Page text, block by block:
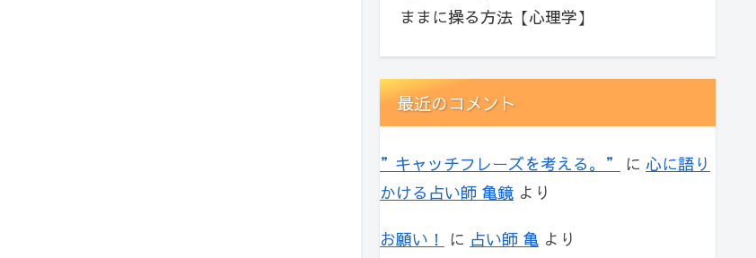
ままに操る方法【心理学】
最近のコメント
”キャッチフレーズを考える。” に 心に語り
かける占い師 亀鏡 より
お願い！ に 占い師 亀 より